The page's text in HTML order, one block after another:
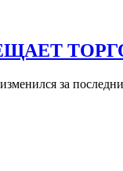
за